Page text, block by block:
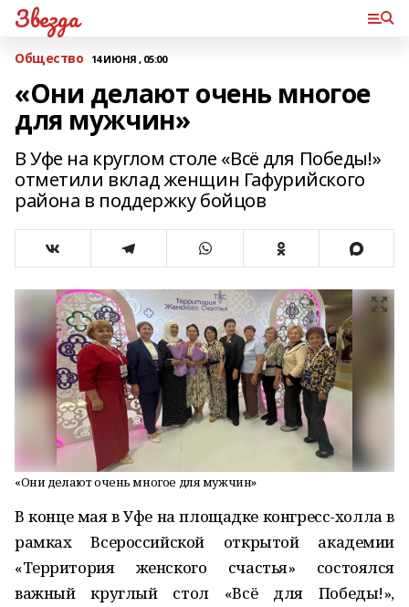
Звезда
Общество 14 ИЮНЯ , 05:00
«Они делают очень многое
для мужчин»
В Уфе на круглом столе «Всё для Победы!»
отметили вклад женщин Гафурийского
района в поддержку бойцов
«Они делают очень многое для мужчин»
В конце мая в Уфе на площадке конгресс-холла в
рамках Всероссийской открытой академии
«Территория женского счастья» состоялся
важный круглый стол «Всё для Победы!»,